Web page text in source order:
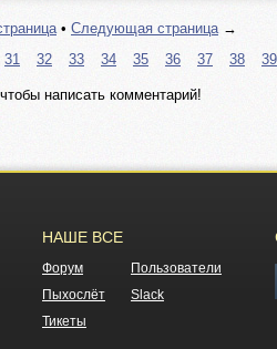
• Следующая страница→
31 32 33 34 35 36 37 38 39
написать комментарий!
НАШЕ ВСЕ
Форум
Пользователи
Пыхослёт
Slack
Тикеты